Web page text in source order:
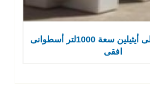
خزان مياه بولى أيثيلين سعة 1000لتر أسطوانى
افقى